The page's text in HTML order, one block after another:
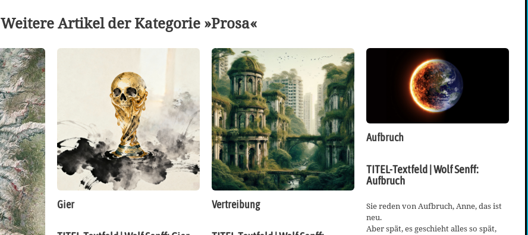
Weitere Artikel der Kategorie »Prosa«
Gier Vertreibung
Aufbruch
TITEL-Textfeld | Wolf Senff:
Aufbruch
Sie reden von Aufbruch, Anne, das ist
neu.
Aber spät, es geschieht alles so spät,